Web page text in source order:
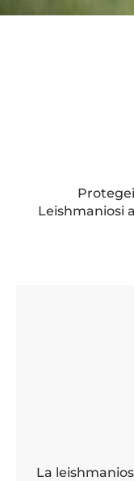
Leishmaniosi
La